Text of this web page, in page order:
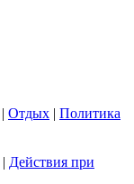
| Отдых | Политика
| Действия при